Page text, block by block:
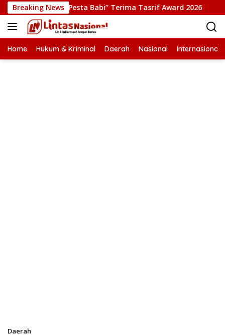
Langsung
ke
konten
Breaking News
Film “Pesta Babi” Terima Tasrif Award 2026
Home Hukum & Kriminal Daerah Nasional Internasional
Daerah